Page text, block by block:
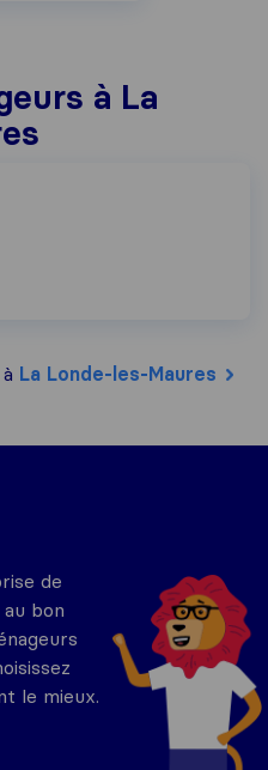
à La
à La Londe-les-Maures
de
bon
le mieux.